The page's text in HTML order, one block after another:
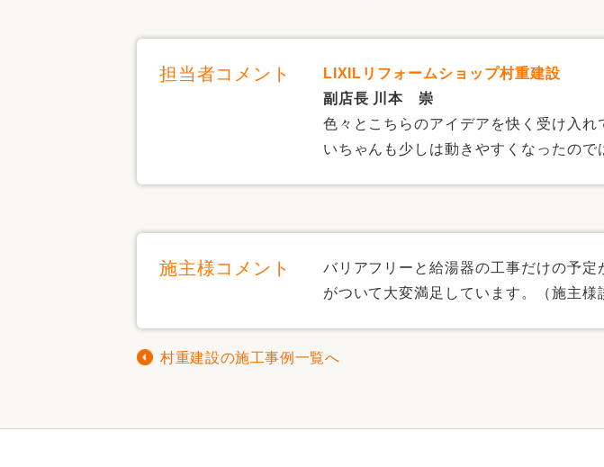
担当者コメント
LIXILリフォームショップ村重建設
副店長 川本 崇
色々とこちらのアイデアを快く受け入
いちゃんも少しは動きやすくなったの
施主様コメント
バリアフリーと給湯器の工事だけの予
がついて大変満足しています。（施主様
村重建設の施工事例一覧へ